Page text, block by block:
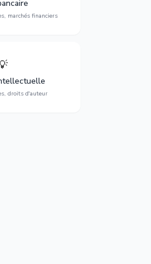
marchés financiers
droits d'auteur
: brevets,
et lutte contre la